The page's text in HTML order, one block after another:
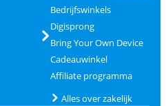
Bedrijfswinkels
Digisprong
Bring Your Own Device
Cadeauwinkel
Affiliate programma
Alles over zakelijk